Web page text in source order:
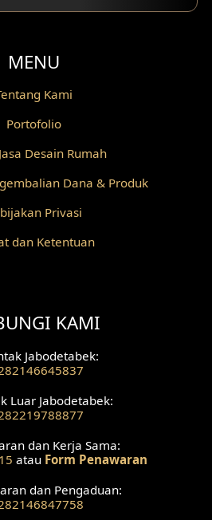
American Style
Villa
Tunggu
MENU
Kami
Portofolio
Desain Rumah
Dana & Produk
Privasi
dan Ketentuan
KAMI
Jabodetabek:
Luar Jabodetabek:
dan Kerja Sama:
atau Form Penawaran
dan Pengaduan: